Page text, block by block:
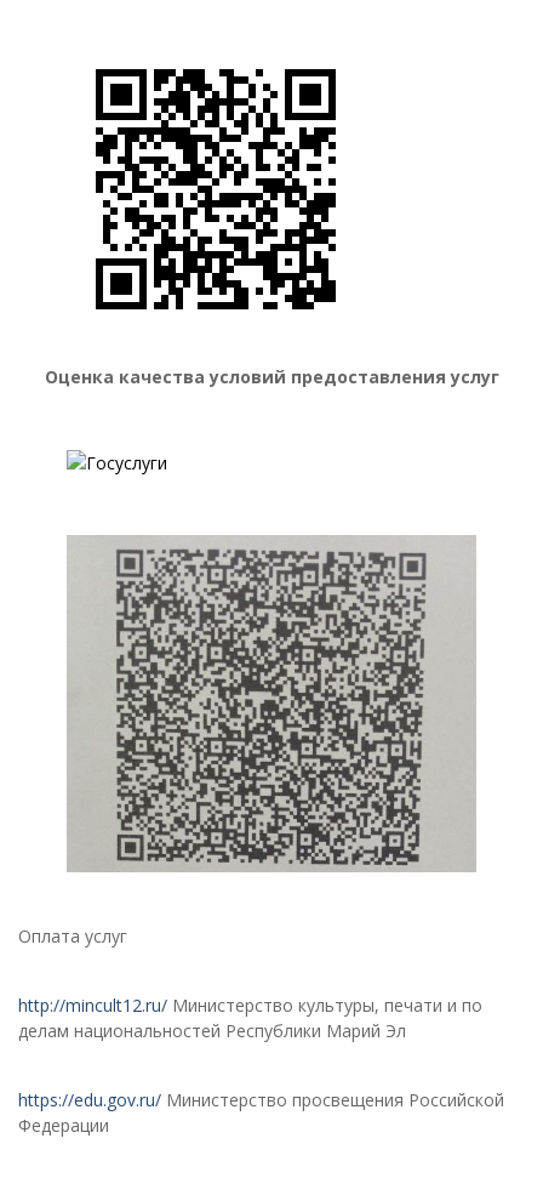
Оценка качества условий предоставления услуг
Оплата услуг
http://mincult12.ru/ Министерство культуры, печати и по
делам национальностей Республики Марий Эл
https://edu.gov.ru/ Министерство просвещения Российской
Федерации